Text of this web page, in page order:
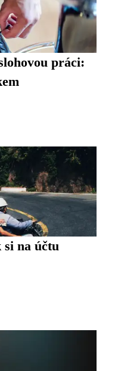
práci:
na účtu